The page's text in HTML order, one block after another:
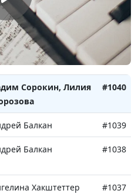
Филинский,
`Вифлеемская
#1042
Клоц #1041
Сорокин, Лилия
#1040
Балкан #1039
Балкан #1038
Хакштеттер #1037